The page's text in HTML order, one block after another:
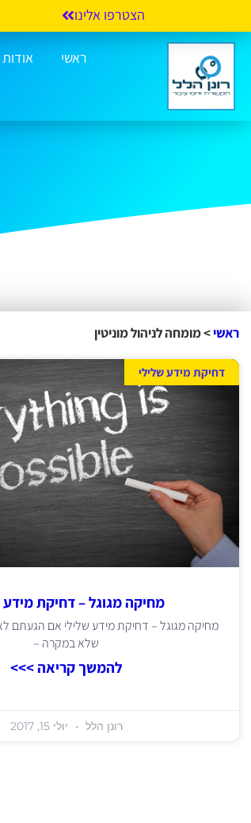
הצטרפו אלינו
ראשי
ראשי>מומחה לניהול מוניטין
דחיקת מידע שלילי
מחיקה מגוגל – דחיקת מידע
מחיקה מגוגל – דחיקת מידע שלילי אם הגעתם
שלא במקרה –
להמשך קריאה >>>
רונן הלל יולי 15, 2017